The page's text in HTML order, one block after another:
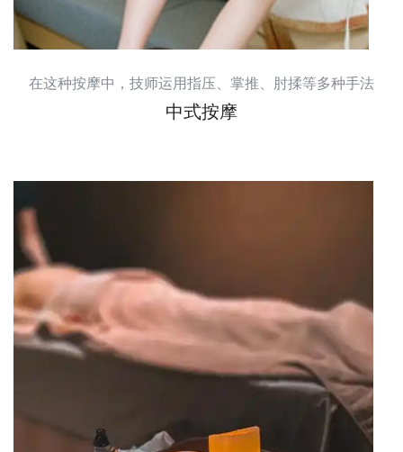
在这种按摩中，技师运用指压、掌推、肘揉等多种手法
中式按摩